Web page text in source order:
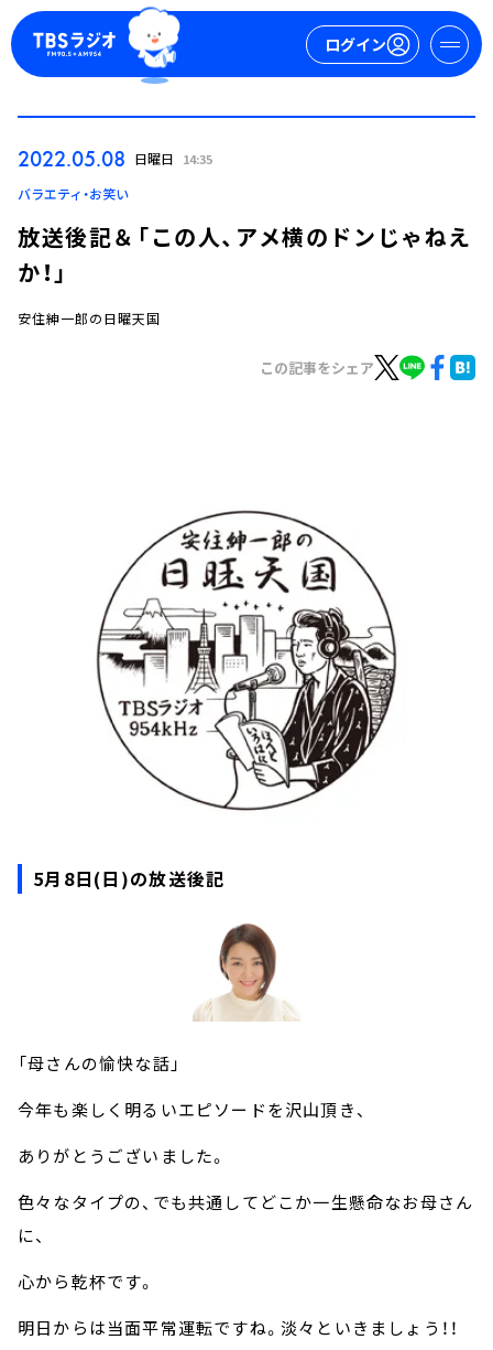
ログイン
ログイン
イベント・グッズ
YouTube
会社情報
2022.05.08 日曜日 14:35
バラエティ・お笑い
放送後記＆「この人、アメ横のドンじゃねえ
か！」
安住紳一郎の日曜天国
この記事をシェア
5月8日(日)の放送後記
「母さんの愉快な話」
今年も楽しく明るいエピソードを沢山頂き、
ありがとうございました。
色々なタイプの、でも共通してどこか一生懸命なお母さん
に、
心から乾杯です。
明日からは当面平常運転ですね。淡々といきましょう！！